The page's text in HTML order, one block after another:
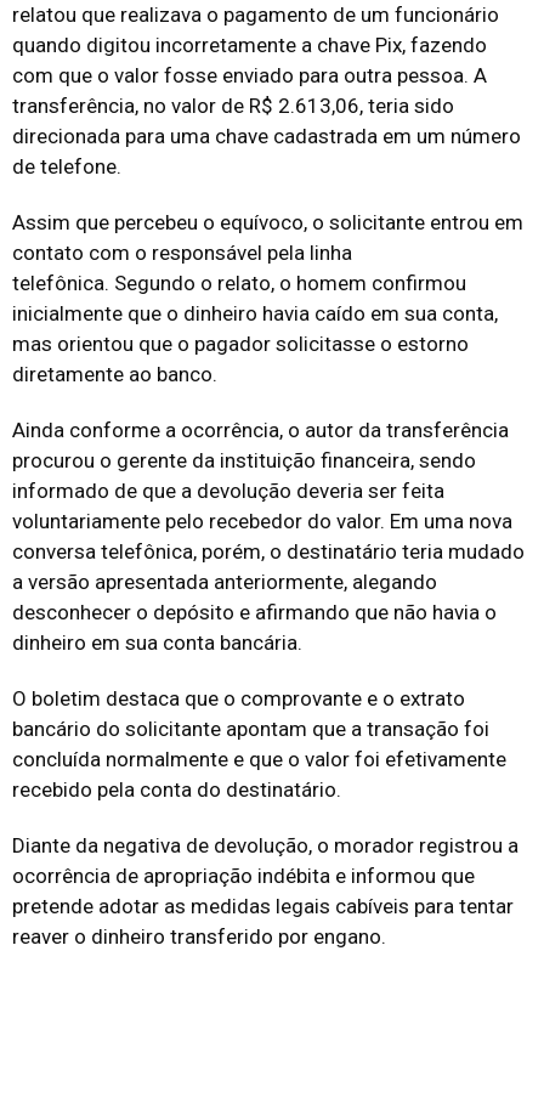
relatou que realizava o pagamento de um funcionário
quando digitou incorretamente a chave Pix, fazendo
com que o valor fosse enviado para outra pessoa. A
transferência, no valor de R$ 2.613,06, teria sido
direcionada para uma chave cadastrada em um número
de telefone.
Assim que percebeu o equívoco, o solicitante entrou em
contato com o responsável pela linha
telefônica. Segundo o relato, o homem confirmou
inicialmente que o dinheiro havia caído em sua conta,
mas orientou que o pagador solicitasse o estorno
diretamente ao banco.
Ainda conforme a ocorrência, o autor da transferência
procurou o gerente da instituição financeira, sendo
informado de que a devolução deveria ser feita
voluntariamente pelo recebedor do valor. Em uma nova
conversa telefônica, porém, o destinatário teria mudado
a versão apresentada anteriormente, alegando
desconhecer o depósito e afirmando que não havia o
dinheiro em sua conta bancária.
O boletim destaca que o comprovante e o extrato
bancário do solicitante apontam que a transação foi
concluída normalmente e que o valor foi efetivamente
recebido pela conta do destinatário.
Diante da negativa de devolução, o morador registrou a
ocorrência de apropriação indébita e informou que
pretende adotar as medidas legais cabíveis para tentar
reaver o dinheiro transferido por engano.